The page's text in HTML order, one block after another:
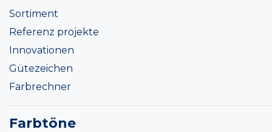
Sortiment
Referenz projekte
Innovationen
Gütezeichen
Farbrechner
Farbtöne